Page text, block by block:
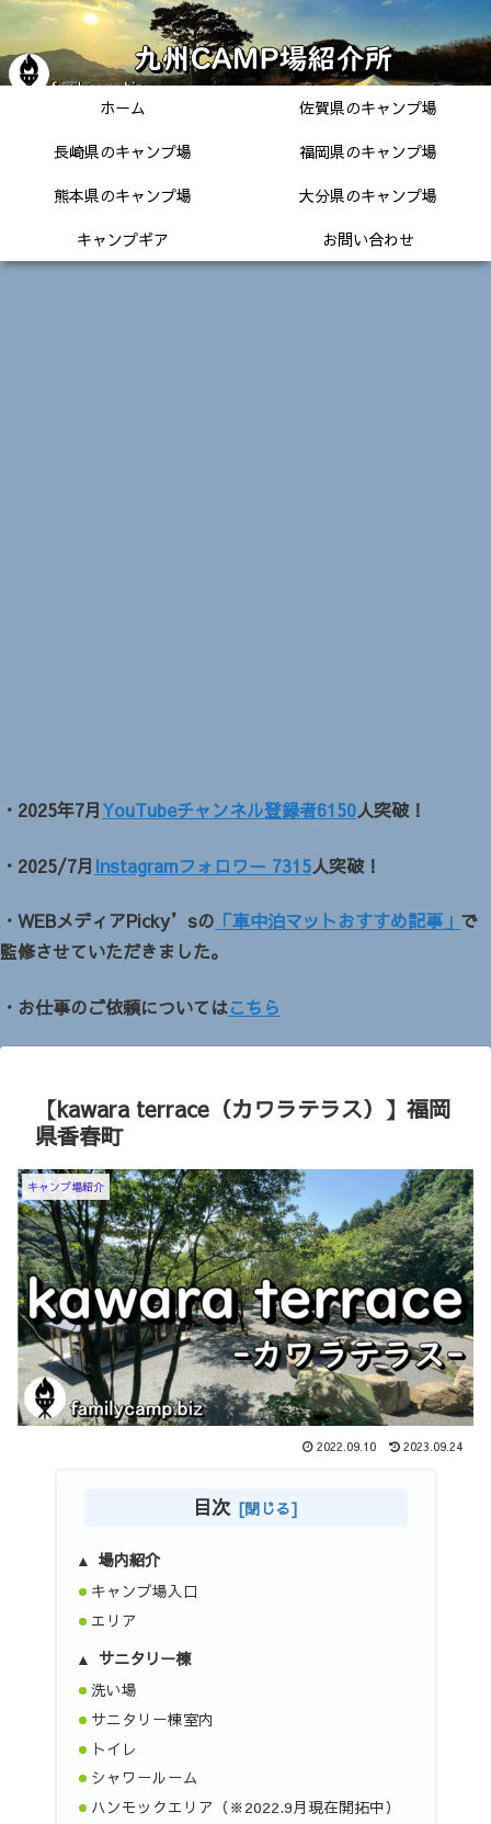
ホーム
佐賀県のキャンプ場
長崎県のキャンプ場
福岡県のキャンプ場
熊本県のキャンプ場
大分県のキャンプ場
キャンプギア
お問い合わせ
・2025年7月YouTubeチャンネル登録者6150人突破！
・2025/7月 Instagramフォロワー 7315人突破！
・WEBメディアPicky’sの 「車中泊マットおすすめ記事」 で
監修させていただきました。
・お仕事のご依頼についてはこちら
【kawara terrace（カワラテラス）】福岡
県香春町
キャンプ場紹介
2022.09.10 2023.09.24
目次
場内紹介
キャンプ場入口
エリア
サニタリー棟
洗い場
サニタリー棟室内
トイレ
シャワールーム
ハンモックエリア（※2022.9月現在開拓中）